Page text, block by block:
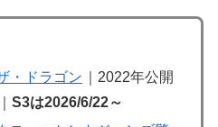
・ドラゴン
｜2022年公開
S3は2026/6/22～